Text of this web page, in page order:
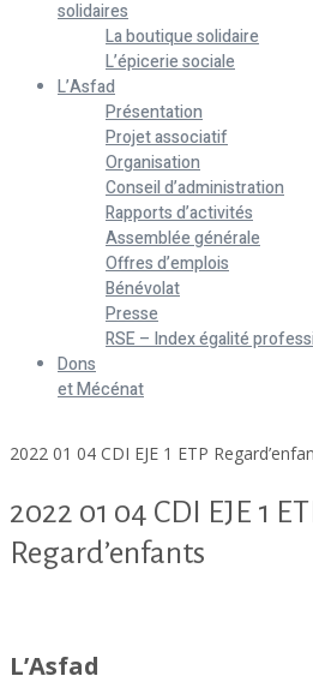
solidaires
La boutique solidaire
L’épicerie sociale
L’Asfad
Présentation
Projet associatif
Organisation
Conseil d’administration
Rapports d’activités
Assemblée générale
Offres d’emplois
Bénévolat
Presse
RSE – Index égalité
Dons
et Mécénat
2022 01 04 CDI EJE 1 ETP
2022 01 04 CDI EJE 1
Regard’enfants
L’Asfad